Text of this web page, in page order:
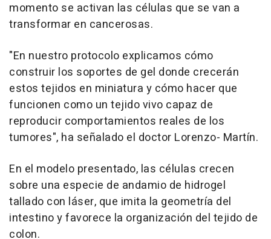
momento se activan las células que se van a
transformar en cancerosas.
"En nuestro protocolo explicamos cómo
construir los soportes de gel donde crecerán
estos tejidos en miniatura y cómo hacer que
funcionen como un tejido vivo capaz de
reproducir comportamientos reales de los
tumores", ha señalado el doctor Lorenzo- Martín.
En el modelo presentado, las células crecen
sobre una especie de andamio de hidrogel
tallado con láser, que imita la geometría del
intestino y favorece la organización del tejido de
colon.